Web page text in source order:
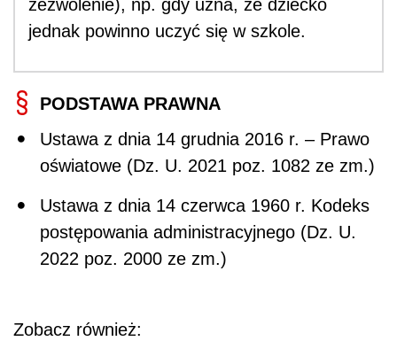
zezwolenie), np. gdy uzna, że dziecko
jednak powinno uczyć się w szkole.
PODSTAWA PRAWNA
Ustawa z dnia 14 grudnia 2016 r. – Prawo
oświatowe (Dz. U. 2021 poz. 1082 ze zm.)
Ustawa z dnia 14 czerwca 1960 r. Kodeks
postępowania administracyjnego (Dz. U.
2022 poz. 2000 ze zm.)
Zobacz również: